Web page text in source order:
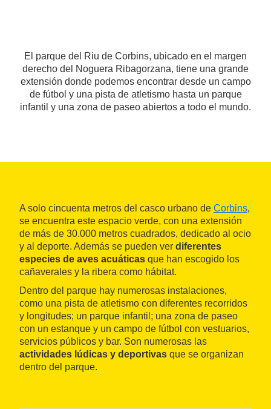
El parque del Riu de Corbins, ubicado en el margen
derecho del Noguera Ribagorzana, tiene una grande
extensión donde podemos encontrar desde un campo
de fútbol y una pista de atletismo hasta un parque
infantil y una zona de paseo abiertos a todo el mundo.
A solo cincuenta metros del casco urbano de Corbins,
se encuentra este espacio verde, con una extensión
de más de 30.000 metros cuadrados, dedicado al ocio
y al deporte. Además se pueden ver diferentes
especies de aves acuáticas que han escogido los
cañaverales y la ribera como hábitat.
Dentro del parque hay numerosas instalaciones,
como una pista de atletismo con diferentes recorridos
y longitudes; un parque infantil; una zona de paseo
con un estanque y un campo de fútbol con vestuarios,
servicios públicos y bar. Son numerosas las
actividades lúdicas y deportivas que se organizan
dentro del parque.